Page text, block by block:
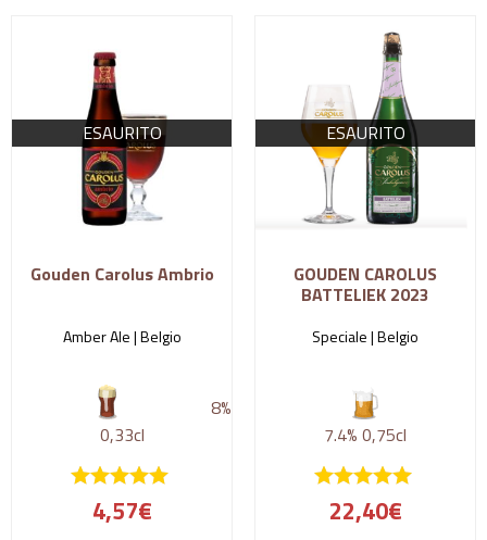
ESAURITO
Gouden Carolus Ambrio
Amber Ale |Belgio
8%
0,33cl
4,57€
ESAURITO
GOUDEN CAROLUS
BATTELIEK 2023
Speciale |Belgio
7.4% 0,75cl
22,40€